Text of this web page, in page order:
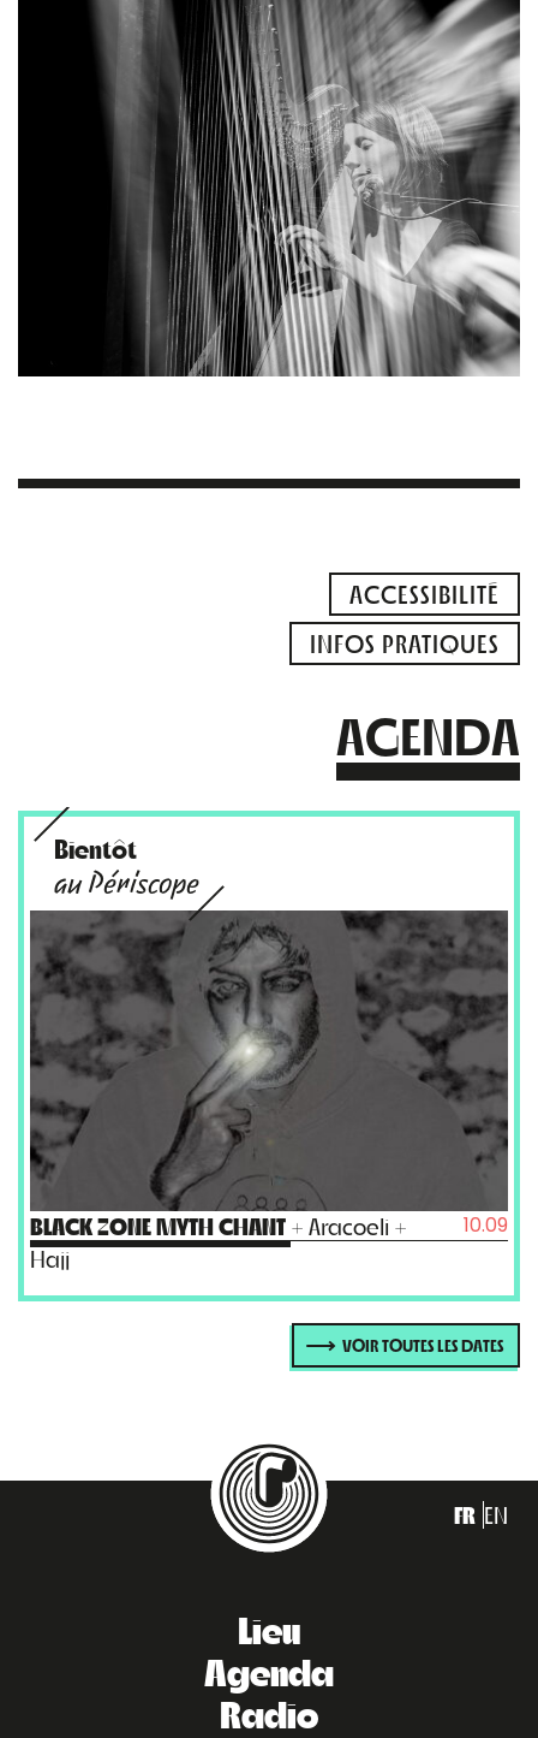
ACCESSIBILITÉ
INFOS PRATIQUES
AGENDA
Bientôt
au Périscope
BLACK ZONE MYTH CHANT + Aracoeli +
Hajj
10.09
VOIR TOUTES LES DATES
FR EN
Lieu
Agenda
Radio